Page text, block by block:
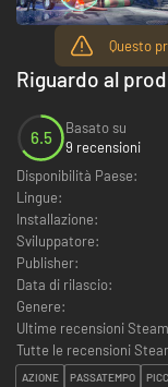
Questo
Riguardo al
6.5
Basato su
9 recensioni
Disponibilità Paese:
Lingue:
Installazione:
Sviluppatore:
Publisher:
Data di rilascio:
Genere:
Ultime recensioni
Tutte le recensioni
AZIONE PASSATEMPO